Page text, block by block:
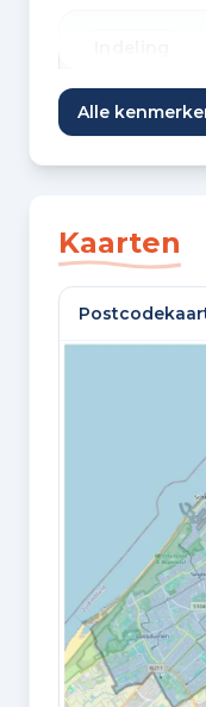
KAMERS
3 kamers
2
BADKAMERS
GELEGEN OP
2e
Alle
Kaarten